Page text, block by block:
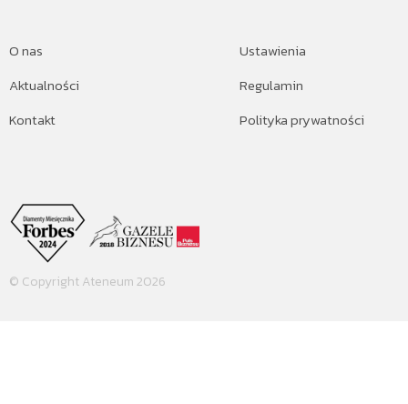
O nas
Aktualności
Kontakt
Ustawienia
Regulamin
Polityka prywatności
© Copyright Ateneum 2026